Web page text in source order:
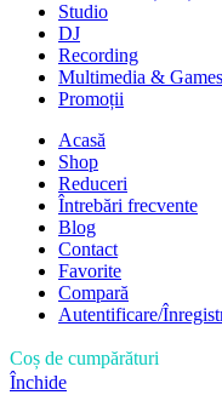
Studio
DJ
Recording
Multimedia & Games
Promoții
Acasă
Shop
Reduceri
Întrebări frecvente
Blog
Contact
Favorite
Compară
Autentificare/
Coș de cumpărături
Închide